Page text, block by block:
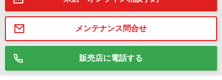
メンテナンス問合せ
販売店に電話する